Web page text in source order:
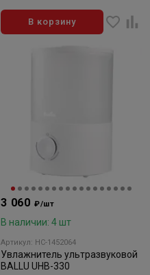
В корзину
3 060 ₽/шт
В наличии: 4 шт
Артикул: НС-1452064
Увлажнитель ультразвуковой
BALLU UHB-330